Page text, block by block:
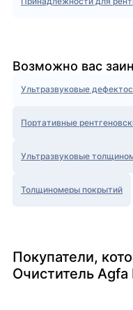
Возможно вас
Ультразвуковые
Портативные
Ультразвуковые
Толщиномеры покрытий
Покупатели,
Очиститель